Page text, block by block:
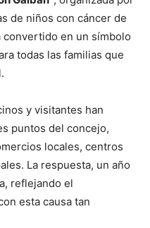
de niños con cáncer de
convertido en un símbolo
todas las familias que
y visitantes han
puntos del concejo,
locales, centros
La respuesta, un año
reflejando el
esta causa tan